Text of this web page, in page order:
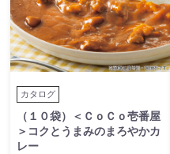
カタログ
（１０袋）＜ＣｏＣｏ壱番屋
＞コクとうまみのまろやかカ
レー